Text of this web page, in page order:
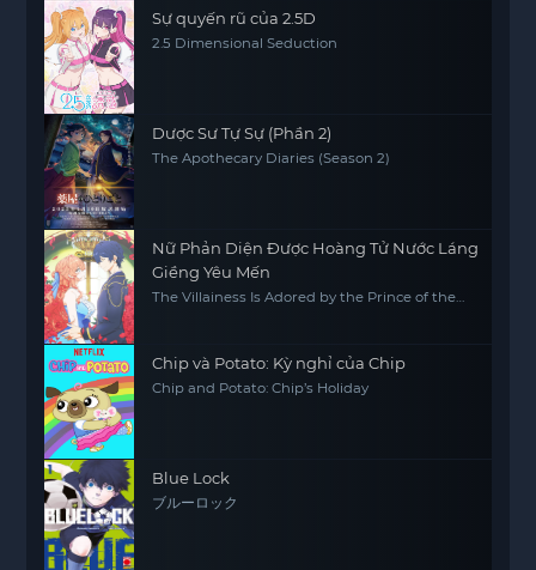
Sự quyến rũ của 2.5D
2.5 Dimensional Seduction
Dược Sư Tự Sự (Phần 2)
The Apothecary Diaries (Season 2)
Nữ Phản Diện Được Hoàng Tử Nước Láng
Giềng Yêu Mến
The Villainess Is Adored by the Prince of the
Chip và Potato: Kỳ nghỉ của Chip
Chip and Potato: Chip’s Holiday
Blue Lock
ブルーロック